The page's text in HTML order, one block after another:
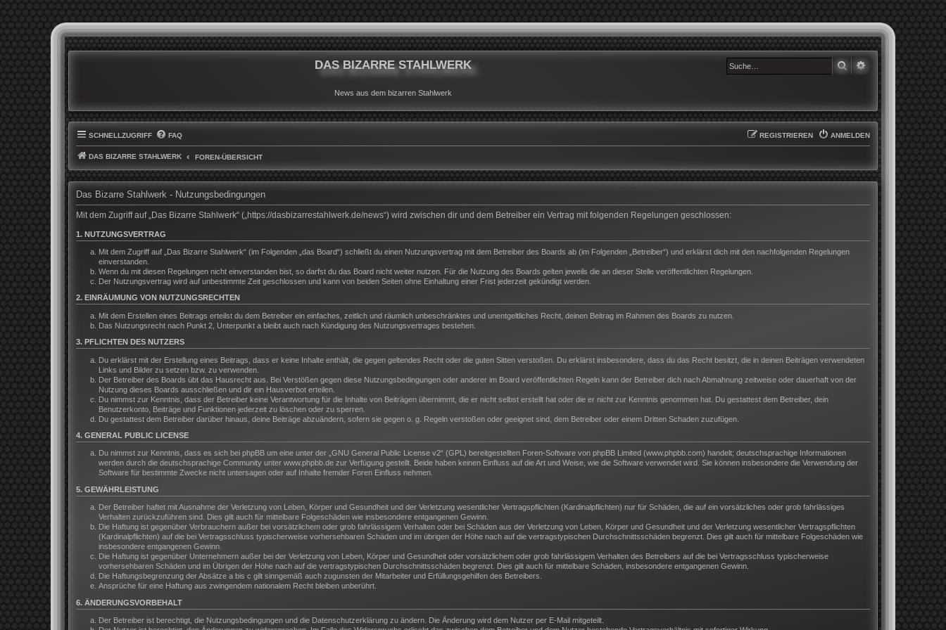
DAS BIZARRE STAHLWERK
News aus dem bizarren Stahlwerk
SUCHE
SCHNELLZUGRIFF FAQ ANMELDEN
REGISTRIEREN
DAS BIZARRE STAHLWERK FOREN-ÜBERSICHT
Das Bizarre Stahlwerk - Nutzungsbedingungen
Mit dem Zugriff auf „Das Bizarre Stahlwerk“ („https://dasbizarrestahlwerk.de/news“) wird zwischen dir und dem Betreiber ein Vertrag mit folgenden Regelungen geschlossen:
1. NUTZUNGSVERTRAG
Mit dem Zugriff auf „Das Bizarre Stahlwerk“ (im Folgenden „das Board“) schließt du einen Nutzungsvertrag mit dem Betreiber des Boards ab (im Folgenden „Betreiber“) und erklärst dich mit den nachfolgenden Regelungen
einverstanden.
Wenn du mit diesen Regelungen nicht einverstanden bist, so darfst du das Board nicht weiter nutzen. Für die Nutzung des Boards gelten jeweils die an dieser Stelle veröffentlichten Regelungen.
Der Nutzungsvertrag wird auf unbestimmte Zeit geschlossen und kann von beiden Seiten ohne Einhaltung einer Frist jederzeit gekündigt werden.
2. EINRÄUMUNG VON NUTZUNGSRECHTEN
Mit dem Erstellen eines Beitrags erteilst du dem Betreiber ein einfaches, zeitlich und räumlich unbeschränktes und unentgeltliches Recht, deinen Beitrag im Rahmen des Boards zu nutzen.
Das Nutzungsrecht nach Punkt 2, Unterpunkt a bleibt auch nach Kündigung des Nutzungsvertrages bestehen.
3. PFLICHTEN DES NUTZERS
Du erklärst mit der Erstellung eines Beitrags, dass er keine Inhalte enthält, die gegen geltendes Recht oder die guten Sitten verstoßen. Du erklärst insbesondere, dass du das Recht besitzt, die in deinen Beiträgen verwendeten
Links und Bilder zu setzen bzw. zu verwenden.
Der Betreiber des Boards übt das Hausrecht aus. Bei Verstößen gegen diese Nutzungsbedingungen oder anderer im Board veröffentlichten Regeln kann der Betreiber dich nach Abmahnung zeitweise oder dauerhaft von der
Nutzung dieses Boards ausschließen und dir ein Hausverbot erteilen.
Du nimmst zur Kenntnis, dass der Betreiber keine Verantwortung für die Inhalte von Beiträgen übernimmt, die er nicht selbst erstellt hat oder die er nicht zur Kenntnis genommen hat. Du gestattest dem Betreiber, dein
Benutzerkonto, Beiträge und Funktionen jederzeit zu löschen oder zu sperren.
Du gestattest dem Betreiber darüber hinaus, deine Beiträge abzuändern, sofern sie gegen o. g. Regeln verstoßen oder geeignet sind, dem Betreiber oder einem Dritten Schaden zuzufügen.
4. GENERAL PUBLIC LICENSE
Du nimmst zur Kenntnis, dass es sich bei phpBB um eine unter der „GNU General Public License v2“ (GPL) bereitgestellten Foren-Software von phpBB Limited (www.phpbb.com) handelt; deutschsprachige Informationen
werden durch die deutschsprachige Community unter www.phpbb.de zur Verfügung gestellt. Beide haben keinen Einfluss auf die Art und Weise, wie die Software verwendet wird. Sie können insbesondere die Verwendung der
Software für bestimmte Zwecke nicht untersagen oder auf Inhalte fremder Foren Einfluss nehmen.
5. GEWÄHRLEISTUNG
Der Betreiber haftet mit Ausnahme der Verletzung von Leben, Körper und Gesundheit und der Verletzung wesentlicher Vertragspflichten (Kardinalpflichten) nur für Schäden, die auf ein vorsätzliches oder grob fahrlässiges
Verhalten zurückzuführen sind. Dies gilt auch für mittelbare Folgeschäden wie insbesondere entgangenen Gewinn.
Die Haftung ist gegenüber Verbrauchern außer bei vorsätzlichem oder grob fahrlässigem Verhalten oder bei Schäden aus der Verletzung von Leben, Körper und Gesundheit und der Verletzung wesentlicher Vertragspflichten
(Kardinalpflichten) auf die bei Vertragsschluss typischerweise vorhersehbaren Schäden und im übrigen der Höhe nach auf die vertragstypischen Durchschnittsschäden begrenzt. Dies gilt auch für mittelbare Folgeschäden wie
insbesondere entgangenen Gewinn.
Die Haftung ist gegenüber Unternehmern außer bei der Verletzung von Leben, Körper und Gesundheit oder vorsätzlichem oder grob fahrlässigem Verhalten des Betreibers auf die bei Vertragsschluss typischerweise
vorhersehbaren Schäden und im Übrigen der Höhe nach auf die vertragstypischen Durchschnittsschäden begrenzt. Dies gilt auch für mittelbare Schäden, insbesondere entgangenen Gewinn.
Die Haftungsbegrenzung der Absätze a bis c gilt sinngemäß auch zugunsten der Mitarbeiter und Erfüllungsgehilfen des Betreibers.
Ansprüche für eine Haftung aus zwingendem nationalem Recht bleiben unberührt.
6. ÄNDERUNGSVORBEHALT
Der Betreiber ist berechtigt, die Nutzungsbedingungen und die Datenschutzerklärung zu ändern. Die Änderung wird dem Nutzer per E-Mail mitgeteilt.